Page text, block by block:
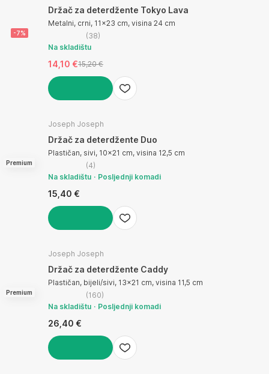
-7%
Držač za deterdžente Tokyo Lava
Metalni, crni, 11x23 cm, visina 24 cm
(38)
Na skladištu
14,10 €15,20 €
Premium
Joseph Joseph
Držač za deterdžente Duo
Plastičan, sivi, 10x21 cm, visina 12,5 cm
(4)
Na skladištu
Posljednji komadi
15,40 €
Premium
Joseph Joseph
Držač za deterdžente Caddy
Plastičan, bijeli/sivi, 13x21 cm, visina 11,5 cm
(160)
Na skladištu
Posljednji komadi
26,40 €